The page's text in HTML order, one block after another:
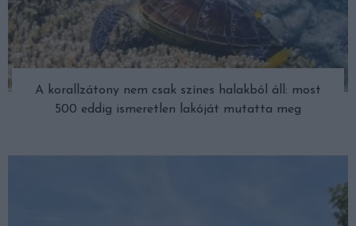
A korallzátony nem csak színes halakból áll: most
500 eddig ismeretlen lakóját mutatta meg